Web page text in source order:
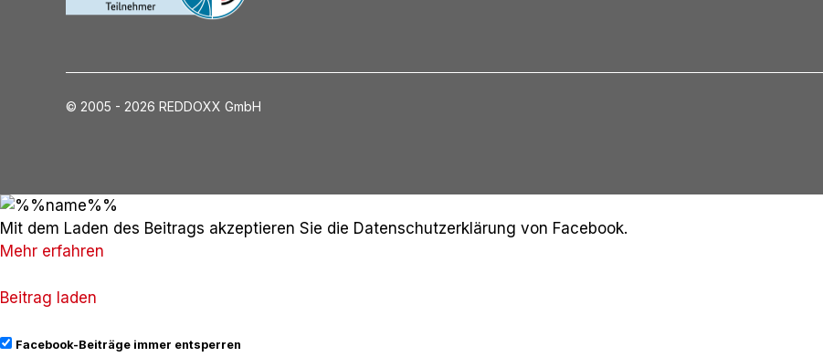
© 2005 - 2026 REDDOXX GmbH
Mit dem Laden des Beitrags akzeptieren Sie die Datenschutzerklärung von Facebook.
Mehr erfahren
Beitrag laden
Facebook-Beiträge immer entsperren